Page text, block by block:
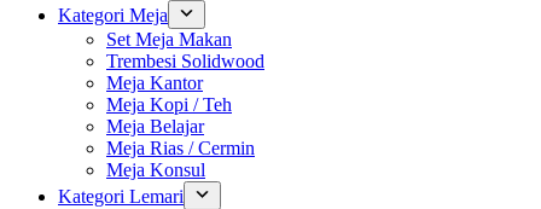
Kategori Meja
Set Meja Makan
Trembesi Solidwood
Meja Kantor
Meja Kopi / Teh
Meja Belajar
Meja Rias / Cermin
Meja Konsul
Kategori Lemari